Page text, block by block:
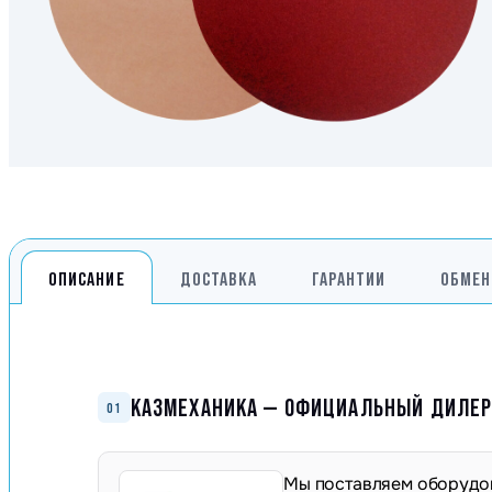
Климатическое
Производственная
Дробильное
ОПИСАНИЕ ДОСТАВКА ГАРАНТИИ
01 КАЗМЕХАНИКА — ОФИЦИАЛЬНЫЙ ДИЛЕР
Мы поставляем